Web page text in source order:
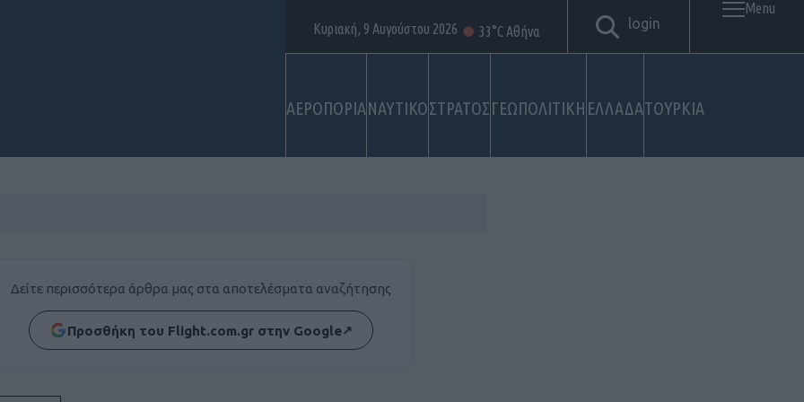
ΑΕΡΟΠΟΡΙΑΝΑΥΤΙΚΟΣΤΡΑΤΟΣΓΕΩΠΟΛΙΤΙΚΗ ΕΛΛΑΔΑΤΟΥΡΚΙΑ
Κυριακή, 9 Αυγούστου 2026 33°C Αθήνα login
Menu
Δείτε περισσότερα άρθρα μας στα αποτελέσματα αναζήτησης
Προσθήκη του Flight.com.gr στην Google↗